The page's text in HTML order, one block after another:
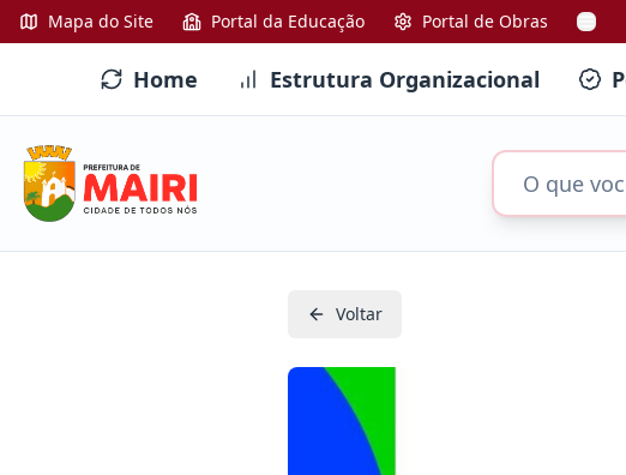
Mapa do Site Portal da Educação Portal de Obras
Home Estrutura Organizacional
Voltar